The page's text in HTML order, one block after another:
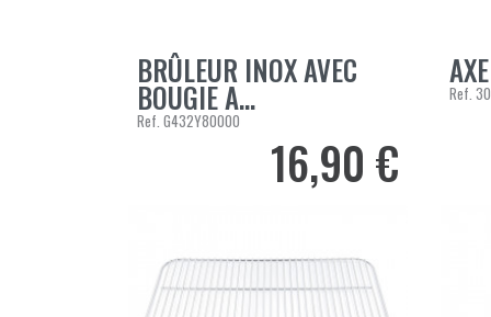
AJOUTER AU PANIER
BRÛLEUR INOX AVEC
BOUGIE A...
Ref. G432Y80000
Prix
16,90 €
Ref.